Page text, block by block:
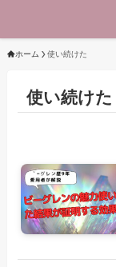
ホーム 使い続けた
使い続けた
美容